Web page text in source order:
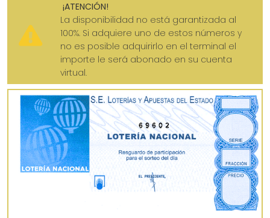
¡ATENCIÓN!
La disponibilidad no está garantizada al
100%. Si adquiere uno de estos números y
no es posible adquirirlo en el terminal el
importe le será abonado en su cuenta
virtual.
69602